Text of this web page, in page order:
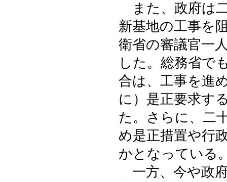
また、政府は
新基地の工事を
衛省の審議官一
した。総務省で
合は、工事を進
に）是正要求す
た。さらに、二
め是正措置や行
かとなっている
一方、今や政